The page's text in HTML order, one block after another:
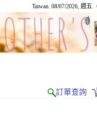
Taiwan. 08/07/2026, 週五.
訂單查詢